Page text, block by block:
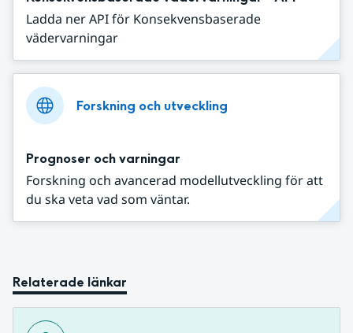
Ladda ner API för Konsekvensbaserade
vädervarningar
Forskning och utveckling
Prognoser och varningar
Forskning och avancerad modellutveckling för att
du ska veta vad som väntar.
Relaterade länkar